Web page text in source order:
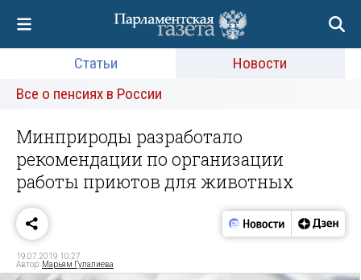
Статьи
Новости
Все о пенсиях в России
Минприроды разработало
рекомендации по организации
работы приютов для животных
19.07.2019 10:27
Автор: Марьям Гулалиева